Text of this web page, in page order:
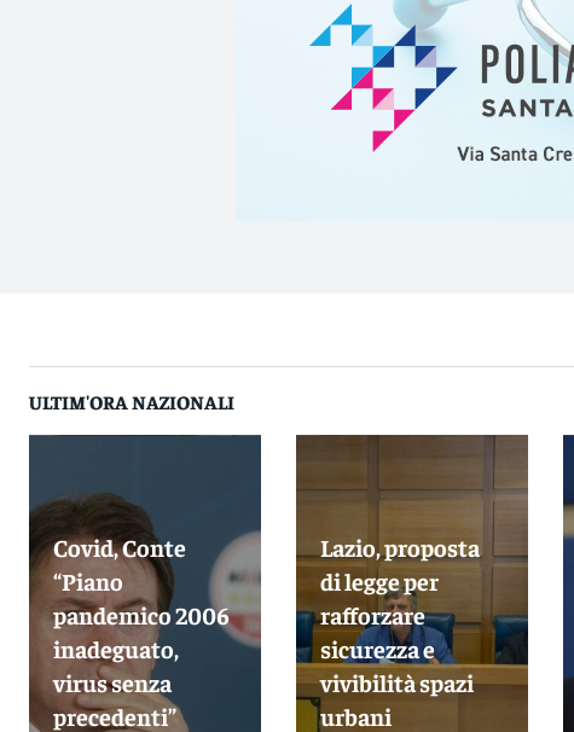
ULTIM'ORA NAZIONALI
Covid, Conte
“Piano
pandemico 2006
inadeguato,
virus senza
precedenti”
Lazio, proposta
di legge per
rafforzare
sicurezza e
vivibilità spazi
urbani